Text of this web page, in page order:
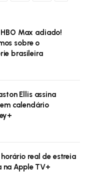
Max adiado!
sobre o
brasileira
Ellis assina
calendário
real de estreia
Apple TV+